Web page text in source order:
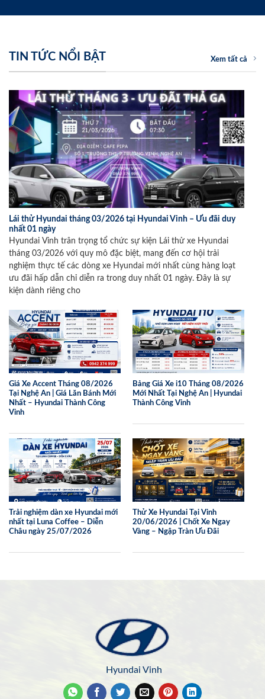
TIN TỨC NỔI BẬT Xem tất cả
Lái thử Hyundai tháng 03/2026 tại Hyundai Vinh – Ưu đãi duy
nhất 01 ngày
Hyundai Vinh trân trọng tổ chức sự kiện Lái thử xe Hyundai
tháng 03/2026 với quy mô đặc biệt, mang đến cơ hội trải
nghiệm thực tế các dòng xe Hyundai mới nhất cùng hàng loạt
ưu đãi hấp dẫn chỉ diễn ra trong duy nhất 01 ngày. Đây là sự
kiện dành riêng cho
Giá Xe Accent Tháng 08/2026
Tại Nghệ An | Giá Lăn Bánh Mới
Nhất – Hyundai Thành Công
Vinh
Bảng Giá Xe i10 Tháng 08/2026
Mới Nhất Tại Nghệ An | Hyundai
Thành Công Vinh
Trải nghiệm dàn xe Hyundai mới
nhất tại Luna Coffee – Diễn
Châu ngày 25/07/2026
Thử Xe Hyundai Tại Vinh
20/06/2026 | Chốt Xe Ngay
Vàng – Ngập Tràn Ưu Đãi
Hyundai Vinh